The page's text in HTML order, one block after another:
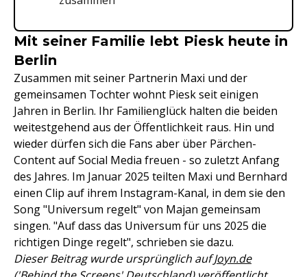
Mit seiner Familie lebt Piesk heute in
Berlin
Zusammen mit seiner Partnerin Maxi und der
gemeinsamen Tochter wohnt Piesk seit einigen
Jahren in Berlin. Ihr Familienglück halten die beiden
weitestgehend aus der Öffentlichkeit raus. Hin und
wieder dürfen sich die Fans aber über Pärchen-
Content auf Social Media freuen - so zuletzt Anfang
des Jahres. Im Januar 2025 teilten Maxi und Bernhard
einen Clip auf ihrem Instagram-Kanal, in dem sie den
Song "Universum regelt" von Majan gemeinsam
singen. "Auf dass das Universum für uns 2025 die
richtigen Dinge regelt", schrieben sie dazu.
Dieser Beitrag wurde ursprünglich aufJoyn.de